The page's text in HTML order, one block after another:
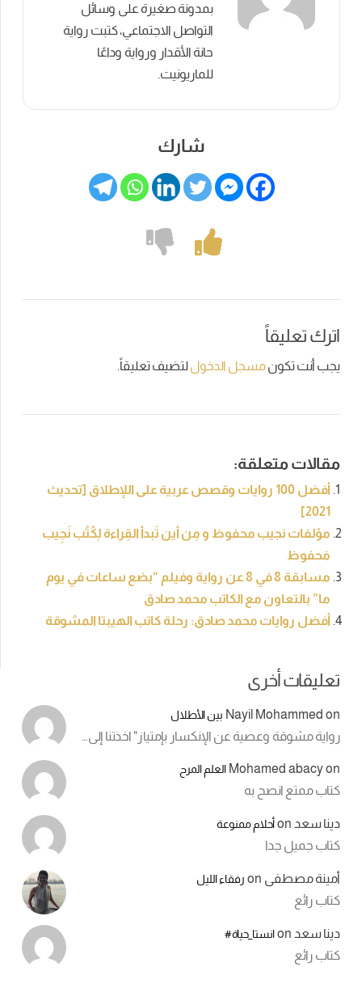
بمدونة صغيرة على وسائل
التواصل الاجتماعي، كتبت رواية
حانة الأقدار ورواية وداعًا
للماريونيت.
شارك
اترك تعليقاً
يجب أنت تكونمسجل الدخوللتضيف تعليقاً.
مقالات متعلقة:
أفضل 100 روايات وقصص عربية على اللإطلاق [تحديث
2021]
مؤلفات نجيب محفوظ و مِن أين تَبدأ القِراءة لِكُتُب نَجِيب
مَحفوظ
مسابقة 8 في 8 عن رواية وفيلم “بضع ساعات في يوم
ما” بالتعاون مع الكاتب محمد صادق
أفضل روايات محمد صادق: رحلة كاتب الهيبتا المشوقة
تعليقات أخرى
Nayil Mohammed on بين الأطلال
رواية مشوقة وعصية عن الإنكسار بإمتياز" اخذتنا إلى…
Mohamed abacyon العلم المرح
كتاب ممتع انصح به
دينا سعد onأحلام ممنوعة
كتاب جميل جدا
أمينة مصطفى on رفقاء الليل
كتاب رائع
دينا سعد onانستا_حياة#
كتاب رائع